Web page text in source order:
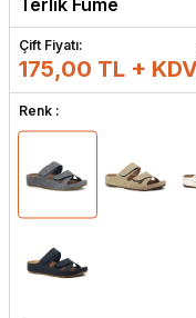
Terlik Füme
Çift Fiyatı:
175,00 TL +
Renk :